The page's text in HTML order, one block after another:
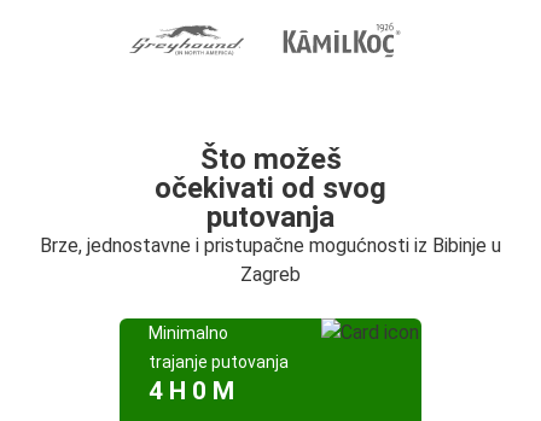
Što možeš
očekivati od svog
putovanja
Brze, jednostavne i pristupačne mogućnosti iz Bibinje u
Zagreb
Minimalno
trajanje putovanja
4 H 0 M